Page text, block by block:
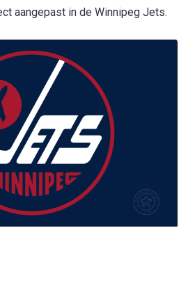
aangepast in de Winnipeg Jets.